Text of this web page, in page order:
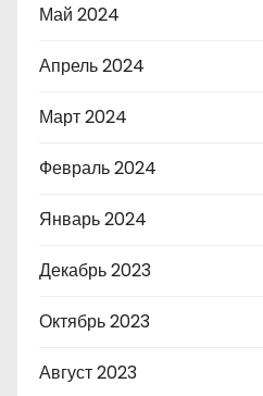
Май 2024
Апрель 2024
Март 2024
Февраль 2024
Январь 2024
Декабрь 2023
Октябрь 2023
Август 2023